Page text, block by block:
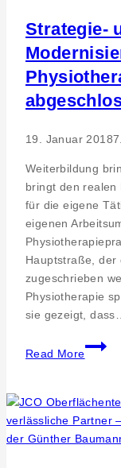
Strategie-
19. Januar 2018
Weiterbildung
bringt den realen
für die eigene
eigenen
Hauptstraße, der
zugeschrieben
Physiotherapie
sie gezeigt, dass…
Read More
und
van